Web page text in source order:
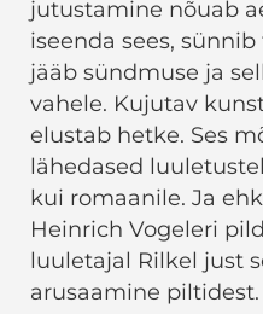
jutustamine nõuab
iseenda sees,
jääb sündmuse ja
vahele. Kujutav
elustab hetke. Ses
lähedased
kui romaanile. Ja
Heinrich Vogeleri
luuletajal Rilkel just
arusaamine piltidest.